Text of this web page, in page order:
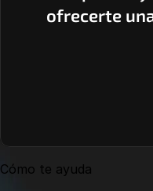
Cómo te ayuda
ofrecerte